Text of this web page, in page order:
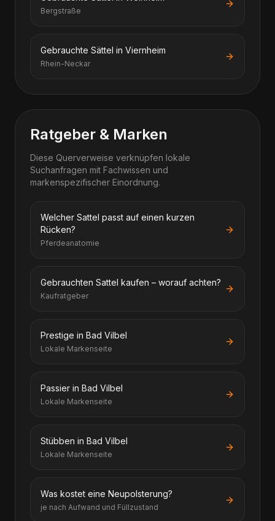
Bergstraße
Gebrauchte Sättel in Viernheim
Rhein-Neckar
Ratgeber & Marken
Diese Querverweise verknüpfen lokale
Suchanfragen mit Fachwissen und
markenspezifischer Einordnung.
Welcher Sattel passt auf einen kurzen
Rücken?
Pferdeanatomie
Gebrauchten Sattel kaufen – worauf achten?
Kaufratgeber
Prestige in Bad Vilbel
Lokale Markenseite
Passier in Bad Vilbel
Lokale Markenseite
Stübben in Bad Vilbel
Lokale Markenseite
Was kostet eine Neupolsterung?
je nach Aufwand und Füllzustand